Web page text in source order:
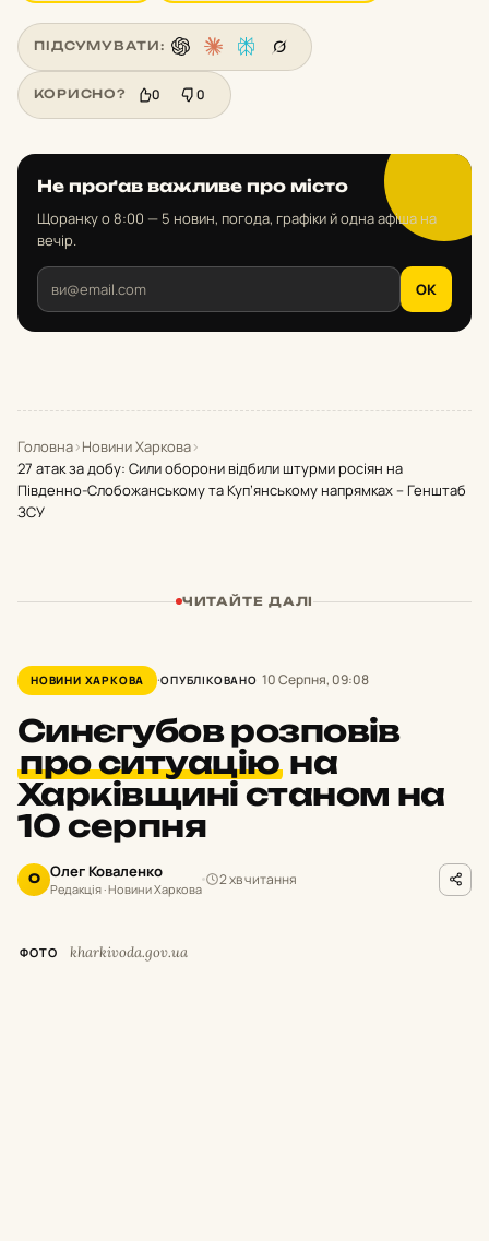
ПІДСУМУВАТИ:
КОРИСНО? 0 0
Не проґав важливе про місто
Щоранку о 8:00 — 5 новин, погода, графіки й одна афіша на
вечір.
OK
Головна›Новини Харкова›
27 атак за добу: Сили оборони відбили штурми росіян на
Південно-Слобожанському та Куп’янському напрямках – Генштаб
ЗСУ
ЧИТАЙТЕ ДАЛІ
НОВИНИ ХАРКОВА ОПУБЛІКОВАНО 10 Серпня, 09:08
Синєгубов розповів
про ситуаціюна
Харківщині станом на
10 серпня
О Олег Коваленко
Редакція · Новини Харкова
2 хв читання
ФОТО kharkivoda.gov.ua